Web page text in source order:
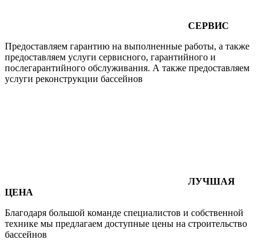
СЕРВИС
Предоставляем гарантию на выполненные работы, а также
предоставляем услуги сервисного, гарантийного и
послегарантийного обслуживания. А также предоставляем
услуги реконструкции бассейнов
ЛУЧШАЯ
ЦЕНА
Благодаря большой команде специалистов и собственной
технике мы предлагаем доступные цены на строительство
бассейнов